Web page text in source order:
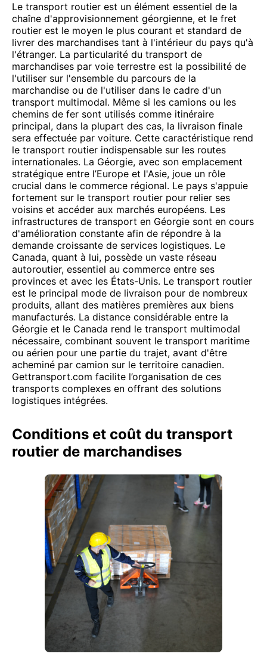
Le transport routier est un élément essentiel de la
chaîne d'approvisionnement géorgienne, et le fret
routier est le moyen le plus courant et standard de
livrer des marchandises tant à l'intérieur du pays qu'à
l'étranger. La particularité du transport de
marchandises par voie terrestre est la possibilité de
l'utiliser sur l'ensemble du parcours de la
marchandise ou de l'utiliser dans le cadre d'un
transport multimodal. Même si les camions ou les
chemins de fer sont utilisés comme itinéraire
principal, dans la plupart des cas, la livraison finale
sera effectuée par voiture. Cette caractéristique rend
le transport routier indispensable sur les routes
internationales. La Géorgie, avec son emplacement
stratégique entre l’Europe et l'Asie, joue un rôle
crucial dans le commerce régional. Le pays s'appuie
fortement sur le transport routier pour relier ses
voisins et accéder aux marchés européens. Les
infrastructures de transport en Géorgie sont en cours
d'amélioration constante afin de répondre à la
demande croissante de services logistiques. Le
Canada, quant à lui, possède un vaste réseau
autoroutier, essentiel au commerce entre ses
provinces et avec les États-Unis. Le transport routier
est le principal mode de livraison pour de nombreux
produits, allant des matières premières aux biens
manufacturés. La distance considérable entre la
Géorgie et le Canada rend le transport multimodal
nécessaire, combinant souvent le transport maritime
ou aérien pour une partie du trajet, avant d'être
acheminé par camion sur le territoire canadien.
Gettransport.com facilite l’organisation de ces
transports complexes en offrant des solutions
logistiques intégrées.
Conditions et coût du transport
routier de marchandises